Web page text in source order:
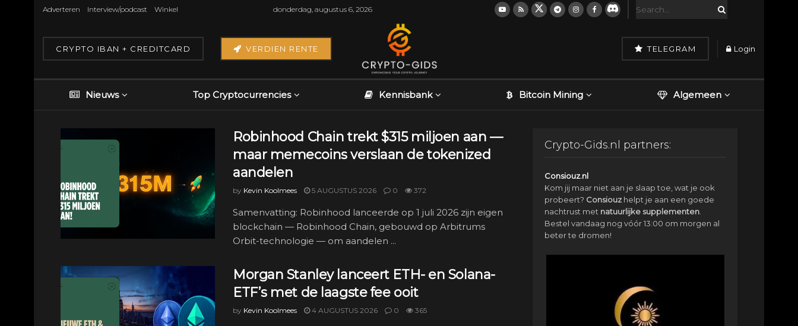
Adverteren Interview/podcast Winkel donderdag, augustus 6, 2026
CRYPTO IBAN + CREDITCARD VERDIEN RENTE TELEGRAM Login
Nieuws Top Cryptocurrencies Kennisbank Bitcoin Mining Algemeen
Robinhood Chain trekt $315 miljoen aan —
maar memecoins verslaan de tokenized
aandelen
by Kevin Koolmees 5 AUGUSTUS 2026 0 372
Samenvatting: Robinhood lanceerde op 1 juli 2026 zijn eigen
blockchain — Robinhood Chain, gebouwd op Arbitrums
Orbit-technologie — om aandelen ...
Morgan Stanley lanceert ETH- en Solana-
ETF’s met de laagste fee ooit
by Kevin Koolmees 4 AUGUSTUS 2026 0 365
Crypto-Gids.nl partners:
Consiouz.nl
Kom jij maar niet aan je slaap toe, wat je ook
probeert? Consiouz helpt je aan een goede
nachtrust met natuurlijke supplementen
Bestel vandaag nog vóór 13:00 om morgen al
beter te dromen!